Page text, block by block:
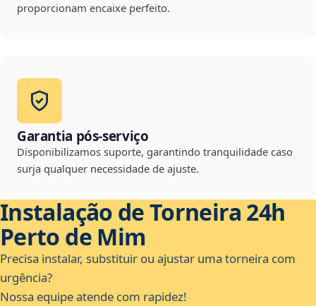
proporcionam encaixe perfeito.
Garantia pós-serviço
Disponibilizamos suporte, garantindo tranquilidade caso
surja qualquer necessidade de ajuste.
Instalação de Torneira 24h
Perto de Mim
Precisa instalar, substituir ou ajustar uma torneira com
urgência?
Nossa equipe atende com rapidez!